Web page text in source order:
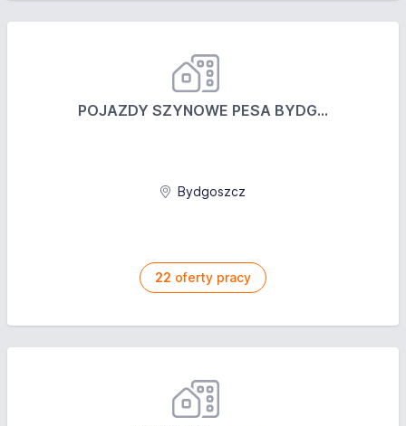
POJAZDY SZYNOWE PESA BYDG...
Bydgoszcz
22 oferty pracy